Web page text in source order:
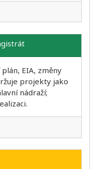
EIA, změny
projekty jako
nádraží;